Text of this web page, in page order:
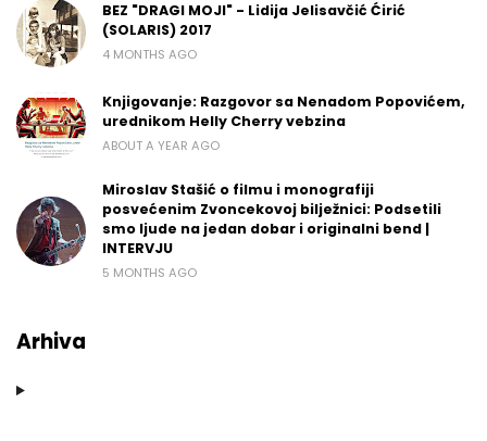
BEZ "DRAGI MOJI" - Lidija Jelisavčić Ćirić
(SOLARIS) 2017
4 MONTHS AGO
Knjigovanje: Razgovor sa Nenadom Popovićem,
urednikom Helly Cherry vebzina
ABOUT A YEAR AGO
Miroslav Stašić o filmu i monografiji
posvećenim Zvoncekovoj bilježnici: Podsetili
smo ljude na jedan dobar i originalni bend |
INTERVJU
5 MONTHS AGO
Arhiva